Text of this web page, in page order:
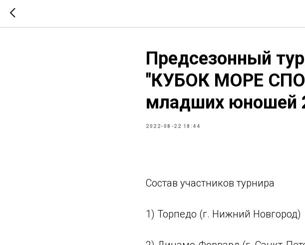
Предсезонный
"КУБОК МОРЕ
младших юношей
2022-08-22 18:44
Состав участников турнира
1) Торпедо (г. Нижний Новгород)